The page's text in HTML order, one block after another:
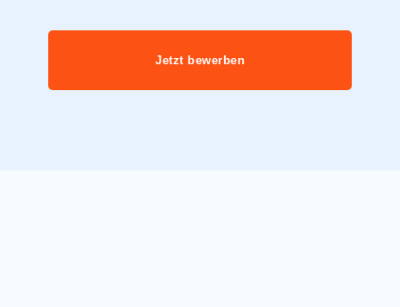
Jetzt bewerben